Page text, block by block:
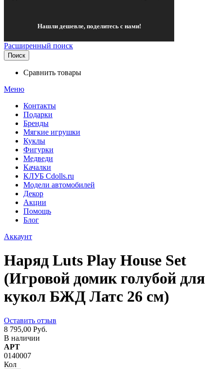
Нашли дешевле, поделитесь с нами!
Расширенный поиск
Поиск
Сравнить товары
Меню
Контакты
Подарки
Бренды
Мягкие игрушки
Куклы
Фигурки
Медведи
Качалки
КЛУБ Cdolls.ru
Модели автомобилей
Декор
Акции
Помощь
Блог
Аккаунт
Наряд Luts Play House Set
(Игровой домик голубой для
кукол БЖД Латс 26 см)
Оставить отзыв
8 795,00 Руб.
В наличии
АРТ
0140007
Кол